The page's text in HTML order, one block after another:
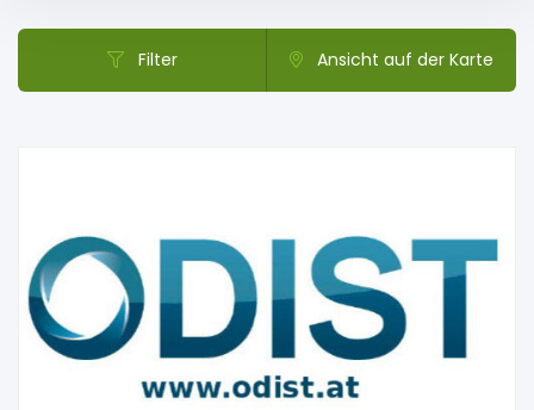
Filter Ansicht auf der Karte